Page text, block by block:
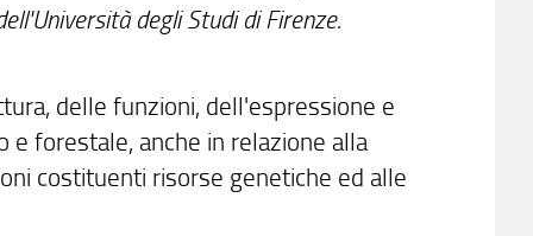
degli Studi di Firenze.
delle funzioni, dell'espressione e
forestale, anche in relazione alla
costituenti risorse genetiche ed alle